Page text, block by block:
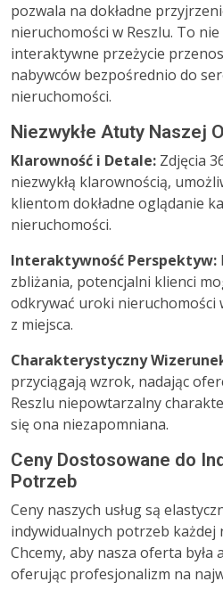
pozwala na dokładne
nieruchomości w Reszlu. To nie
interaktywne przeżycie
nabywców bezpośrednio do
nieruchomości.
Niezwykłe Atuty Naszej
Klarowność i Detale: Zdjęcia
niezwykłą klarownością,
klientom dokładne oglądanie
nieruchomości.
Interaktywność Perspektyw:
zbliżania, potencjalni klienci
odkrywać uroki nieruchomości
z miejsca.
Charakterystyczny
przyciągają wzrok, nadając
Reszlu niepowtarzalny
się ona niezapomniana.
Ceny Dostosowane do
Potrzeb
Ceny naszych usług są
indywidualnych potrzeb każdej
Chcemy, aby nasza oferta była
oferując profesjonalizm na